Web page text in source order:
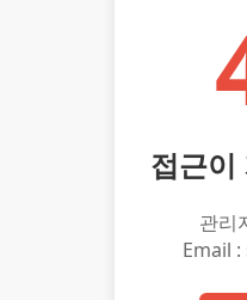
접근이
관리
Email